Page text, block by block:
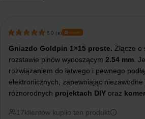
5.0 ( 8 ) Bestseller
Gniazdo Goldpin 1×15 proste. Złącze
rozstawie pinów wynoszącym 2.54 mm .
rozwiązaniem do łatwego i pewnego
elektronicznych, zapewniając niezawodne
różnorodnych projektach DIY oraz
17klientów kupiło ten produkt